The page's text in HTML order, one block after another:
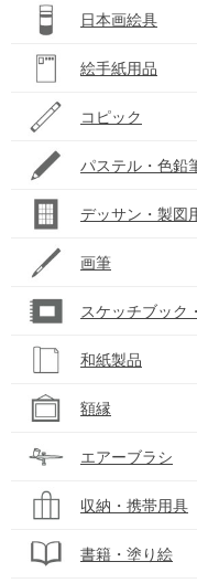
日本画絵具
絵手紙用品
コピック
パステル・色鉛
デッサン・製図
画筆
スケッチブック
和紙製品
額縁
エアーブラシ
収納・携帯用具
書籍・塗り絵